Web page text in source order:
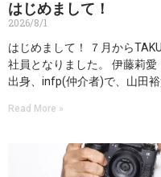
はじめまして！
2026/8/1
はじめまして！ ７月から
社員となりました。 伊藤莉
出身、infp(仲介者)で、山田
Read More »